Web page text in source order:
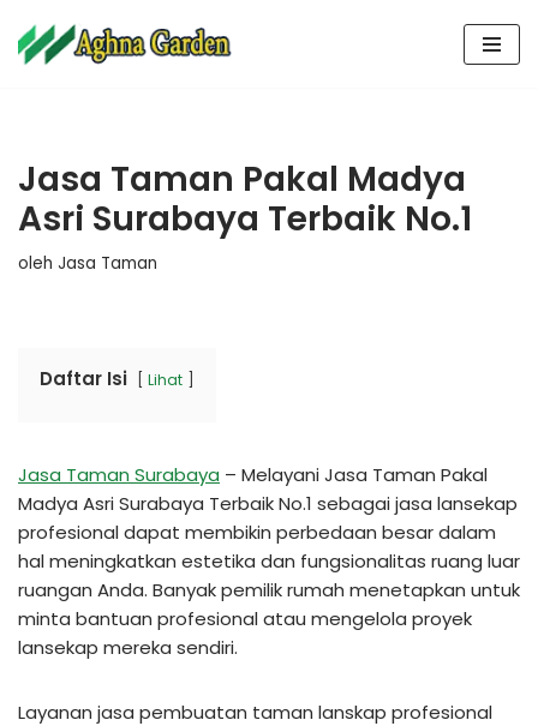
Lompat
Jasa Taman Pakal Madya
Asri Surabaya Terbaik No.1
oleh Jasa Taman
Daftar Isi Lihat
Jasa Taman Surabaya – Melayani Jasa Taman Pakal
Madya Asri Surabaya Terbaik No.1 sebagai jasa lansekap
profesional dapat membikin perbedaan besar dalam
hal meningkatkan estetika dan fungsionalitas ruang luar
ruangan Anda. Banyak pemilik rumah menetapkan untuk
minta bantuan profesional atau mengelola proyek
lansekap mereka sendiri.
Layanan jasa pembuatan taman lanskap profesional